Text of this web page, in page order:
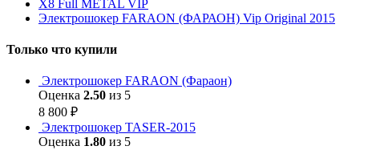
Х8 Full METAL VIP
Электрошокер FARAON (ФАРАОН) Vip Original 2015
Только что купили
Электрошокер FARAON (Фараон)
Оценка 2.50 из 5
8 800 ₽
Электрошокер TASER-2015
Оценка 1.80 из 5